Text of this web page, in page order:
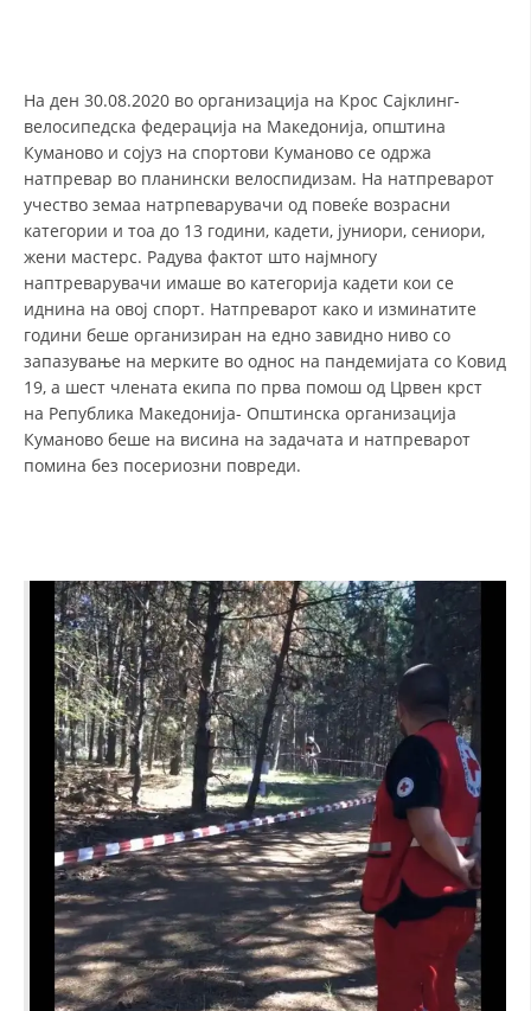
ЗАКОН ЗА ЦКРМ
СТАТУТ НА ЦКРМ
ОРГАНИЗАЦИЈА И РАЗВОЈ
СОБРАНИЕ
СТРУКТУРА И ОРГАНИЗАЦИОНА ПОСТАВЕНОСТ
УПОТРЕБА И ЗАШТИТА НА АМБЛЕМОТ
СОЦИЈАЛНО ХУМАНИТАРНА ДЕЈНОСТ
КАКО ДА ДОНИРАТЕ
ПОДГОТВЕНОСТ И ДЕЈСТВО ПРИ КАТАСТРОФИ
ТИМ ЗА ОДГОВОР ПРИ КАТАСТРОФИ ПРИ ООЦК КУМАНОВО
ОДНОСИ СО ЈАВНОСТ
ИСТРАЖУВАЊЕ НА ЈАВНО МИСЛЕЊЕ
МЕЃУНАРОДНА СОРАБОТКА
ДОГОВОРИ
На ден 30.08.2020 во организација на Крос Сајклинг-
велосипедска федерација на Македонија, општина
Куманово и сојуз на спортови Куманово се одржа
натпревар во планински велоспидизам. На натпреварот
учество земаа натрпеварувачи од повеќе возрасни
категории и тоа до 13 години, кадети, јуниори, сениори,
жени мастерс. Радува фактот што најмногу
наптреварувачи имаше во категорија кадети кои се
иднина на овој спорт. Натпреварот како и изминатите
години беше организиран на едно завидно ниво со
запазување на мерките во однос на пандемијата со Ковид
19, а шест члената екипа по прва помош од Црвен крст
на Република Македонија- Општинска организација
Куманово беше на висина на задачата и натпреварот
помина без посериозни повреди.